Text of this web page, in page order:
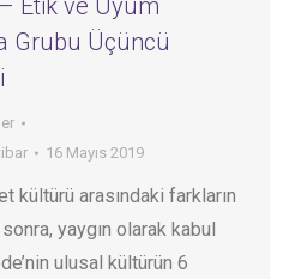
Etik ve Uyum
Grubu Üçüncü
16 Mayıs 2019
kültürü arasındaki farkların
yaygın olarak kabul
ulusal kültürün 6